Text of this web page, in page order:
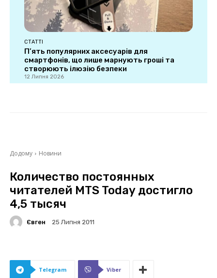
СТАТТІ
П’ять популярних аксесуарів для
смартфонів, що лише марнують гроші та
створюють ілюзію безпеки
12 Липня 2026